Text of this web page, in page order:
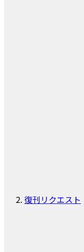
復刊リクエスト